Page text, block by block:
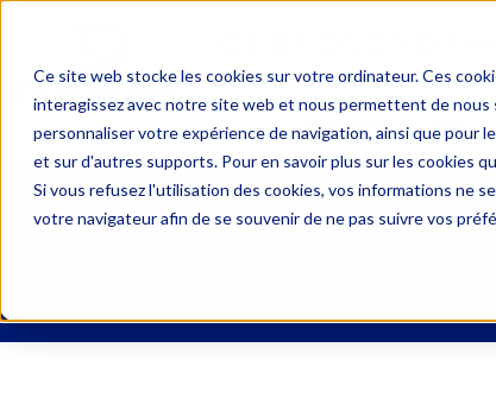
Ce site web stocke les cookies sur votre ordinateur. Ces
interagissez avec notre site web et nous permettent de
personnaliser votre expérience de navigation, ainsi que pour
et sur d'autres supports. Pour en savoir plus sur les cookies
Si vous refusez l'utilisation des cookies, vos informations ne
votre navigateur afin de se souvenir de ne pas suivre vos
PICHON